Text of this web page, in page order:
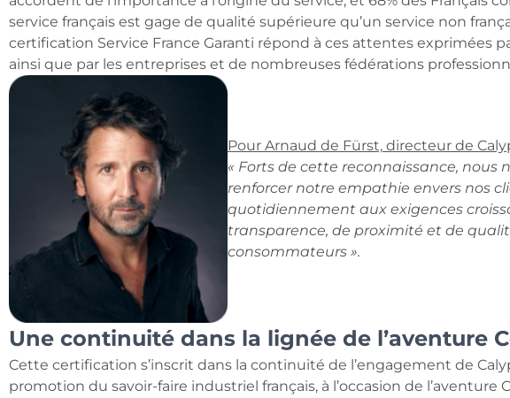
service français est gage de qualité supérieure qu’un service non
certification Service France Garanti répond à ces attentes exprimées
ainsi que par les entreprises et de nombreuses fédérations
Pour Arnaud de Fürst, directeur de
« Forts de cette reconnaissance, nous
renforcer notre empathie envers nos
quotidiennement aux exigences
transparence, de proximité et de
consommateurs ».
Une continuité dans la lignée de l’aventure
Cette certification s’inscrit dans la continuité de l’engagement de
promotion du savoir-faire industriel français, à l’occasion de l’aventure